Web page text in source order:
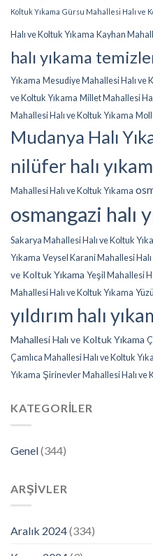
Koltuk Yıkama Gürsu Mahallesi Halı ve
Halı ve Koltuk Yıkama Kayhan
halı yıkama
Yıkama Mesudiye Mahallesi Halı ve
ve Koltuk Yıkama Millet Mahallesi
Mahallesi Halı ve Koltuk Yıkama
Mudanya Halı
nilüfer halı
Mahallesi Halı ve Koltuk Yıkama
osmangazi halı
Sakarya Mahallesi Halı ve Koltuk
Yıkama Veysel Karani Mahallesi
ve Koltuk Yıkama Yeşil Mahallesi
Mahallesi Halı ve Koltuk Yıkama
yıldırım halı
Mahallesi Halı ve Koltuk Yıkama
Çamlıca Mahallesi Halı ve Koltuk
Yıkama Şirinevler Mahallesi Halı ve
KATEGORILER
Genel(344)
ARŞIVLER
Aralık 2024(334)